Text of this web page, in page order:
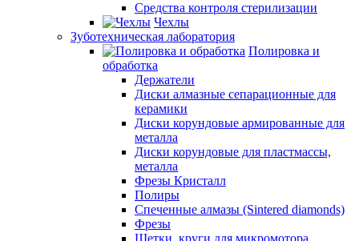
Средства контроля стерилизации
Чехлы
Зуботехническая лаборатория
Полировка и
обработка
Держатели
Диски алмазные сепарационные для
керамики
Диски корундовые армированные для
металла
Диски корундовые для пластмассы,
металла
Фрезы Кристалл
Полиры
Спеченные алмазы (Sintered diamonds)
Фрезы
Щетки, круги для микромотора